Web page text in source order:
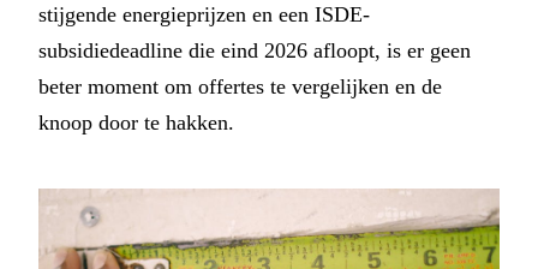
stijgende energieprijzen en een ISDE-
subsidiedeadline die eind 2026 afloopt, is er geen
beter moment om offertes te vergelijken en de
knoop door te hakken.